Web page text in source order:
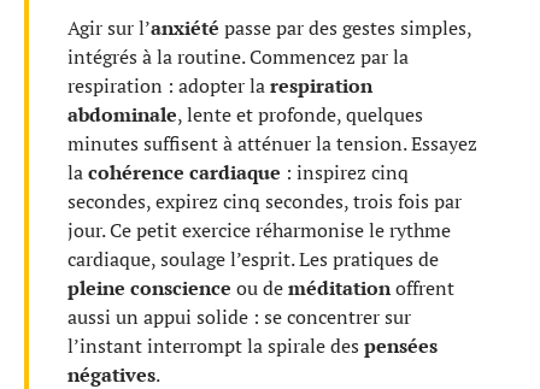
Agir sur l’anxiété passe par des gestes simples,
intégrés à la routine. Commencez par la
respiration : adopter larespiration
abdominale, lente et profonde, quelques
minutes suffisent à atténuer la tension. Essayez
lacohérence cardiaque : inspirez cinq
secondes, expirez cinq secondes, trois fois par
jour. Ce petit exercice réharmonise le rythme
cardiaque, soulage l’esprit. Les pratiques de
pleine conscience ou deméditationoffrent
aussi un appui solide : se concentrer sur
l’instant interrompt la spirale des pensées
négatives.